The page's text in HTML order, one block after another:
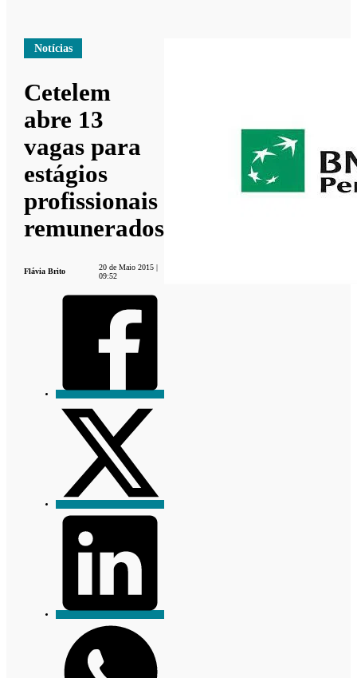
Notícias
Cetelem
abre 13
vagas para
estágios
profissionais
remunerados
Flávia Brito
20 de Maio 2015 |
09:52